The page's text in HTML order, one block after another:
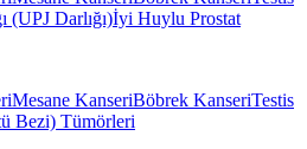
(UPJ Darlığı)İyi Huylu Prostat
Mesane KanseriBöbrek KanseriTestis
Bezi) Tümörleri